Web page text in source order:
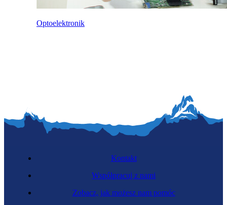
Optoelektronik
Kontakt
Współpracuj z nami
Zobacz, jak możesz nam pomóc